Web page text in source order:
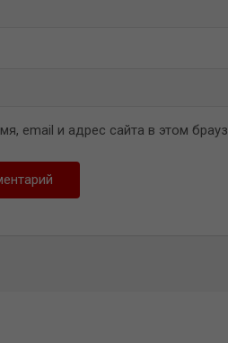
email и адрес сайта в этом